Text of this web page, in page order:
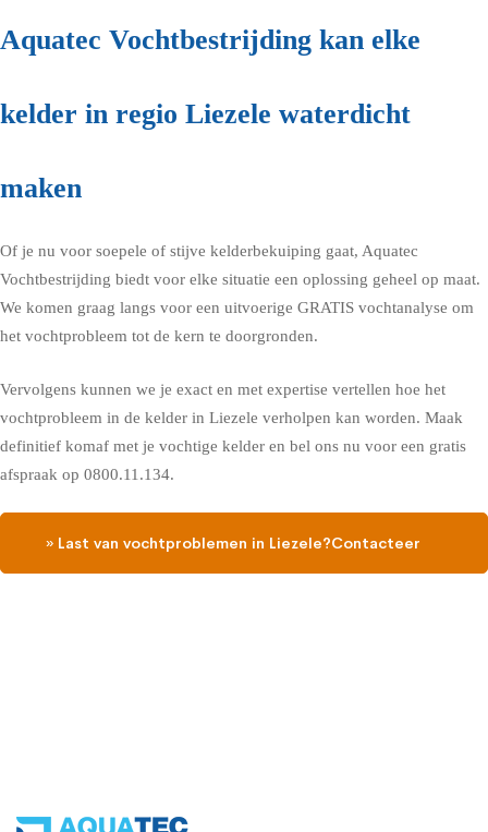
Aquatec Vochtbestrijding kan elke
kelder in regio Liezele waterdicht
maken
Of je nu voor soepele of stijve kelderbekuiping gaat, Aquatec
Vochtbestrijding biedt voor elke situatie een oplossing geheel op maat.
We komen graag langs voor een uitvoerige GRATIS vochtanalyse om
het vochtprobleem tot de kern te doorgronden.
Vervolgens kunnen we je exact en met expertise vertellen hoe het
vochtprobleem in de kelder in Liezele verholpen kan worden. Maak
definitief komaf met je vochtige kelder en bel ons nu voor een gratis
afspraak op 0800.11.134.
» Last van vochtproblemen in Liezele?Contacteer